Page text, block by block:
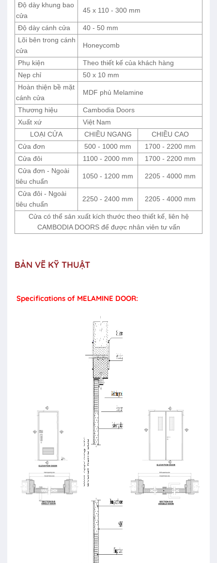
Độ dày khung bao
cửa
45 x 110 - 300 mm
Độ dày cánh cửa
40 - 50 mm
Lõi bên trong cánh
cửa
Honeycomb
Phụ kiện
Theo thiết kế của khách hàng
Nẹp chỉ
50 x 10 mm
Hoàn thiện bề mặt
cánh cửa
MDF phủ Melamine
Thương hiệu
Cambodia Doors
Xuất xứ
Việt Nam
LOẠI CỬA
CHIỀU NGANG
CHIỀU CAO
Cửa đơn
500 - 1000 mm
1700 - 2200 mm
Cửa đôi
1100 - 2000 mm
1700 - 2200 mm
Cửa đơn - Ngoài
tiêu chuẩn
1050 - 1200 mm 2205 - 4000 mm
Cửa đôi - Ngoài
tiêu chuẩn
2250 - 2400 mm 2205 - 4000 mm
Cửa có thể sản xuất kích thước theo thiết kế, liên hệ
CAMBODIA DOORS để được nhân viên tư vấn
BẢN VẼ KỸ THUẬT
Specifications of MELAMINE DOOR: